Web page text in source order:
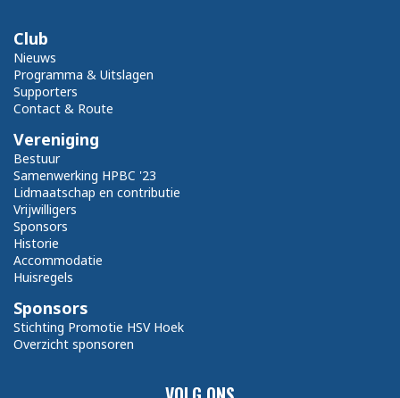
Club
Nieuws
Programma & Uitslagen
Supporters
Contact & Route
Vereniging
Bestuur
Samenwerking HPBC '23
Lidmaatschap en contributie
Vrijwilligers
Sponsors
Historie
Accommodatie
Huisregels
Sponsors
Stichting Promotie HSV Hoek
Overzicht sponsoren